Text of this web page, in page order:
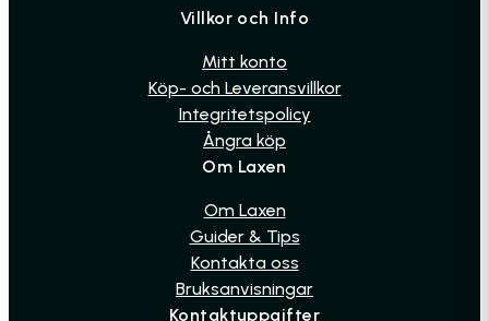
Villkor och Info
Mitt konto
Köp- och Leveransvillkor
Integritetspolicy
Ångra köp
Om Laxen
Om Laxen
Guider & Tips
Kontakta oss
Bruksanvisningar
Kontaktuppgifter